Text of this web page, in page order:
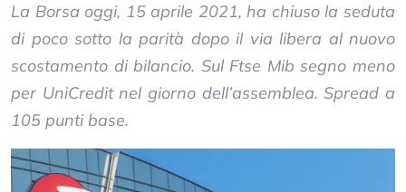
La Borsa oggi, 15 aprile 2021, ha chiuso la seduta
di poco sotto la parità dopo il via libera al nuovo
scostamento di bilancio. Sul Ftse Mib segno meno
per UniCredit nel giorno dell’assemblea. Spread a
105 punti base.